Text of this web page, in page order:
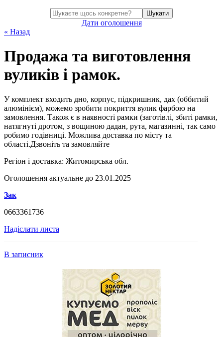
Шукати
Дати оголошення
« Назад
Продажа та виготовлення
вуликів і рамок.
У комплект входить дно, корпус, підкришник, дах (оббитий
алюмінієм), можемо зробити покриття вулик фарбою на
замовлення. Також є в наявності рамки (заготівлі, збиті рамки,
натягнуті дротом, з вощиною дадан, рута, магазинні, так само
робимо годівниці. Можлива доставка по місту та
області.Дзвоніть та замовляйте
Регіон і доставка: Житомирська обл.
Оголошення актуальне до 23.01.2025
Зак
0663361736
Надіслати листа
В записник